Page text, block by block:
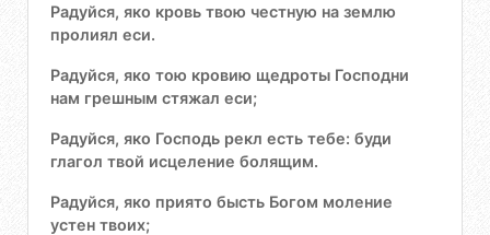
Радуйся, яко кровь твою честную на землю
пролиял еси.
Радуйся, яко тою кровию щедроты Господни
нам грешным стяжал еси;
Радуйся, яко Господь рекл есть тебе: буди
глагол твой исцеление болящим.
Радуйся, яко приято бысть Богом моление
устен твоих;